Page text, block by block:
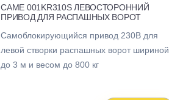
CAME 001KR310S ЛЕВОСТОРОННИЙ
ПРИВОД ДЛЯ РАСПАШНЫХ ВОРОТ
Самоблокирующийся привод 230В для
левой створки распашных ворот шириной
до 3 м и весом до 800 кг